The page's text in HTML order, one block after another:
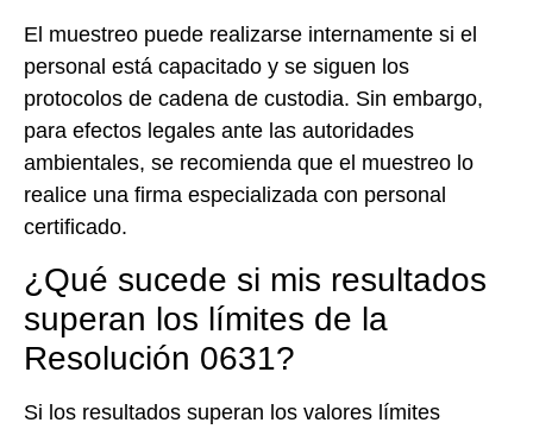
El muestreo puede realizarse internamente si el
personal está capacitado y se siguen los
protocolos de cadena de custodia. Sin embargo,
para efectos legales ante las autoridades
ambientales, se recomienda que el muestreo lo
realice una firma especializada con personal
certificado.
¿Qué sucede si mis resultados
superan los límites de la
Resolución 0631?
Si los resultados superan los valores límites